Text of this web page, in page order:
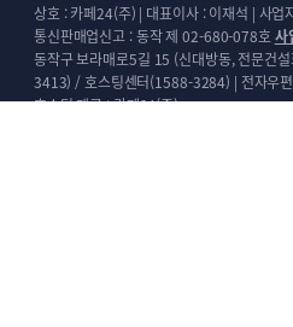
상호 : 카페24(주) | 대표이사 : 이재석 | 사
통신판매업신고 : 동작 제 02-680-078호사
동작구 보라매로5길 15 (신대방동, 전문건
3413) / 호스팅센터(1588-3284) | 전자
호스팅 제공 : 카페24(주)